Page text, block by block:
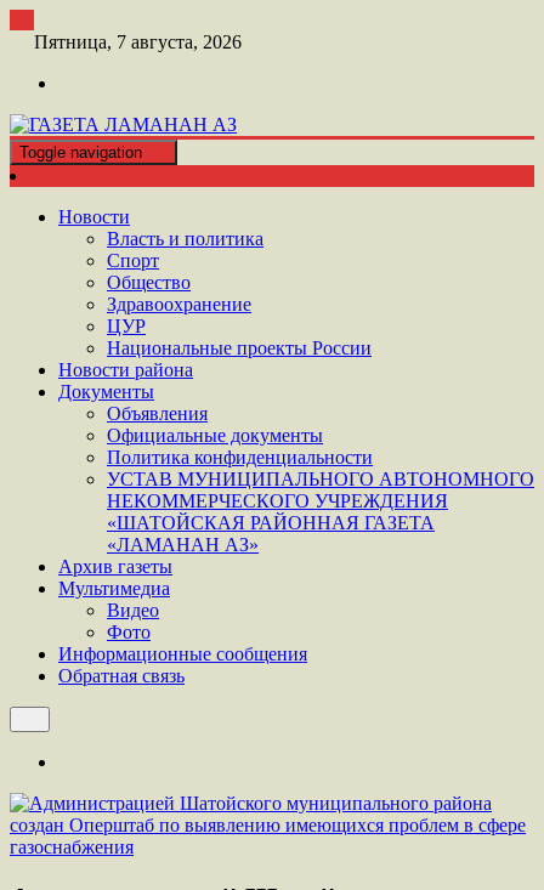
Пятница, 7 августа, 2026
ГАЗЕТА ЛАМАНАН АЗ
ШАТОЙСКАЯ ГАЗЕТА ЛАМАНАН АЗ
Toggle navigation
Новости
Власть и политика
Спорт
Общество
Здравоохранение
ЦУР
Национальные проекты России
Новости района
Документы
Объявления
Официальные документы
Политика конфиденциальности
УСТАВ МУНИЦИПАЛЬНОГО АВТОНОМНОГО
НЕКОММЕРЧЕСКОГО УЧРЕЖДЕНИЯ
«ШАТОЙСКАЯ РАЙОННАЯ ГАЗЕТА
«ЛАМАНАН АЗ»
Архив газеты
Мультимедиа
Видео
Фото
Информационные сообщения
Обратная связь